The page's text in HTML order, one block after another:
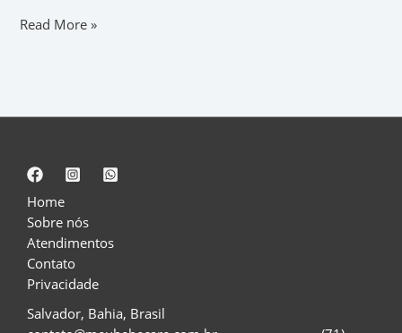
Read More »
Home
Sobre nós
Atendimentos
Contato
Privacidade
Salvador, Bahia, Brasil